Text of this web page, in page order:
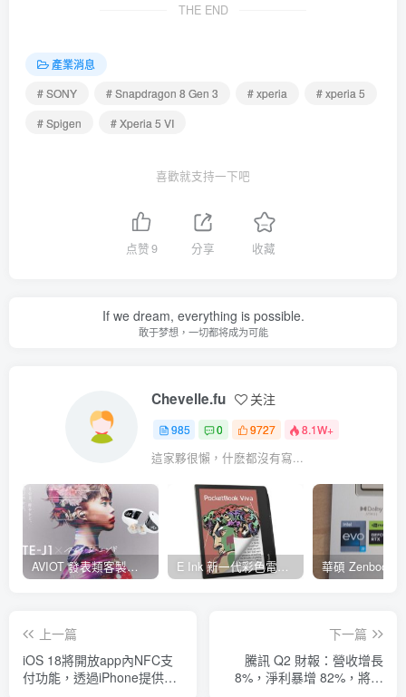
THE END
產業消息
# SONY
# Snapdragon 8 Gen 3 # xperia
# xperia 5
# Spigen
# Xperia 5 VI
喜歡就支持一下吧
点赞9 分享 收藏
If we dream, everything is possible.
敢于梦想，一切都将成为可能
Chevelle.fu 关注
985 0 9727 8.1W+
這家夥很懶，什麽都沒有寫...
AVIOT 發表類客製耳機型真無線耳機 TE-J1 ，具 Hi-Res 認證、與 BiSH 成員 AiNA THE END 合作開發 E Ink 新一代彩色電子紙 E Ink Gallery 3 量產，多家閱讀器品牌採用並將自 2023 年起推出
上一篇
iOS 18將開放app內NFC支
付功能，透過iPhone提供悠
下一篇
騰訊 Q2 財報：營收增長
8%，淨利暴增 82%，將與